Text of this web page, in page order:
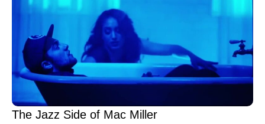
The Jazz Side of Mac Miller